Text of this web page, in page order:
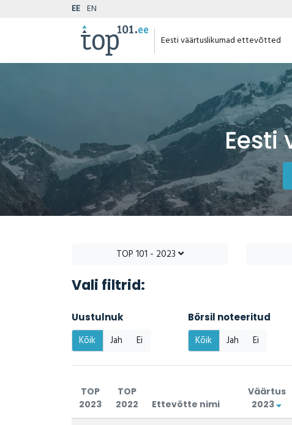
EE EN
Eesti väärtuslikumad ettevõtted
TOP 101 - 2023
Vali filtrid:
Uustulnuk
Kõik Jah Ei
Börsil noteeritud
Kõik Jah Ei
TOP
2023
TOP
2022
Ettevõtte nimi
Väärtus
2023